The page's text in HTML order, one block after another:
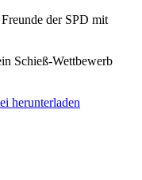
der SPD mit
Schieß-Wettbewerb
herunterladen